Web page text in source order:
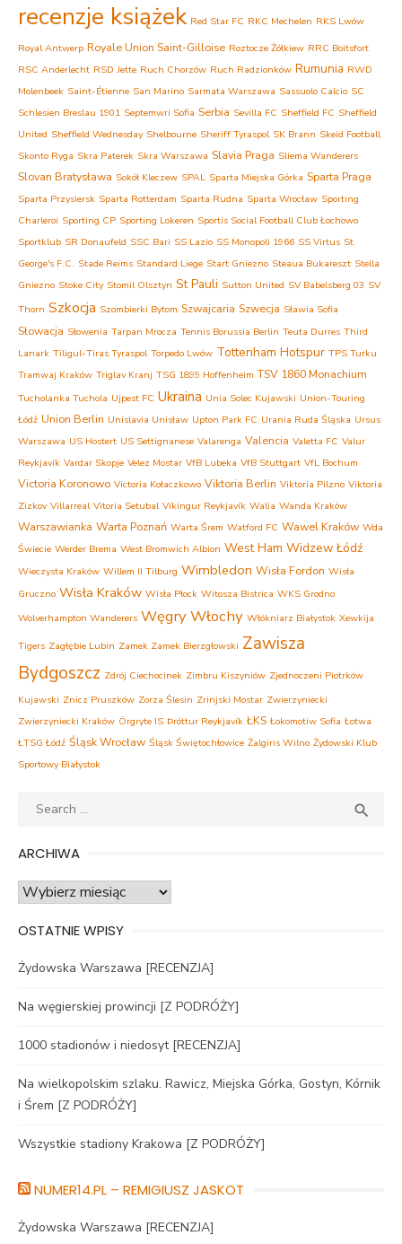
recenzje książek Red Star FC RKC Mechelen RKS Lwów
Royal Antwerp Royale Union Saint-Gilloise Roztocze Żółkiew RRC Boitsfort
RSC Anderlecht RSD Jette Ruch Chorzów Ruch Radzionków Rumunia RWD
Molenbeek Saint-Étienne San Marino Sarmata Warszawa Sassuolo Calcio SC
Schlesien Breslau 1901 Septemwri Sofia Serbia Sevilla FC Sheffield FC Sheffield
United Sheffield Wednesday Shelbourne Sheriff Tyraspol SK Brann Skeid Football
Skonto Ryga Skra Paterek Skra Warszawa Slavia Praga Sliema Wanderers
Slovan Bratysława Sokół Kleczew SPAL Sparta Miejska Górka Sparta Praga
Sparta Przysiersk Sparta Rotterdam Sparta Rudna Sparta Wrocław Sporting
Charleroi Sporting CP Sporting Lokeren Sportis Social Football Club Łochowo
Sportklub SR Donaufeld SSC Bari SS Lazio SS Monopoli 1966 SS Virtus St.
George's F.C. Stade Reims Standard Liege Start Gniezno Steaua Bukareszt Stella
Gniezno Stoke City Stomil Olsztyn St Pauli Sutton United SV Babelsberg 03 SV
Thorn Szkocja Szombierki Bytom Szwajcaria Szwecja Sławia Sofia
Słowacja Słowenia Tarpan Mrocza Tennis Borussia Berlin Teuta Durres Third
Lanark Tiligul-Tiras Tyraspol Torpedo Lwów Tottenham Hotspur TPS Turku
Tramwaj Kraków Triglav Kranj TSG 1899 Hoffenheim TSV 1860 Monachium
Tucholanka Tuchola Ujpest FC Ukraina Unia Solec Kujawski Union-Touring
Łódź Union Berlin Unislavia Unisław Upton Park FC Urania Ruda Śląska Ursus
Warszawa US Hostert US Settignanese Valarenga Valencia Valetta FC Valur
Reykjavík Vardar Skopje Velez Mostar VfB Lubeka VfB Stuttgart VfL Bochum
Victoria Koronowo Victoria Kołaczkowo Viktoria Berlin Viktoria Pilzno Viktoria
Zizkov Villarreal Vitoria Setubal Víkingur Reykjavík Walia Wanda Kraków
Warszawianka Warta Poznań Warta Śrem Watford FC Wawel Kraków Wda
Świecie Werder Brema West Bromwich Albion West Ham Widzew Łódź
Wieczysta Kraków Willem II Tilburg Wimbledon Wisła Fordon Wisła
Gruczno Wisła Kraków Wisła Płock Witosza Bistrica WKS Grodno
Wolverhampton Wanderers WęgryWłochy Włókniarz Białystok Xewkija
Tigers Zagłębie Lubin Zamek Zamek Bierzgłowski Zawisza
Bydgoszcz Zdrój Ciechocinek Zimbru Kiszyniów Zjednoczeni Piotrków
Kujawski Znicz Pruszków Zorza Ślesin Zrinjski Mostar Zwierzyniecki
Zwierzyniecki Kraków Örgryte IS Þróttur Reykjavík ŁKS Łokomotiw Sofia Łotwa
ŁTSG Łódź Śląsk Wrocław Śląsk Świętochłowice Żalgiris Wilno Żydowski Klub
Sportowy Białystok
Search

ARCHIWA
Archiwa
OSTATNIE WPISY
Żydowska Warszawa [RECENZJA]
Na węgierskiej prowincji [Z PODRÓŻY]
1000 stadionów i niedosyt [RECENZJA]
Na wielkopolskim szlaku. Rawicz, Miejska Górka, Gostyn, Kórnik
i Śrem [Z PODRÓŻY]
Wszystkie stadiony Krakowa [Z PODRÓŻY]
NUMER14.PL – REMIGIUSZ JASKOT
Żydowska Warszawa [RECENZJA]